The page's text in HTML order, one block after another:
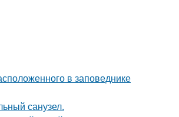
в заповеднике
санузел.